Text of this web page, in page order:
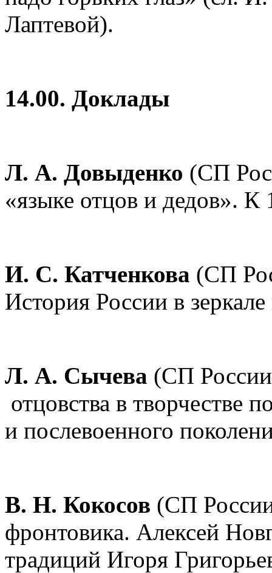
Лаптевой).
14.00. Доклады
Л. А. Довыденко (СП
«языке отцов и дедов».
И. С. Катченкова (СП
История России в
Л. А. Сычева (СП
отцовства в творчестве
и послевоенного
В. Н. Кокосов (СП
фронтовика. Алексей
традиций Игоря